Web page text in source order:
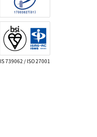
IS 739062 / ISO 27001